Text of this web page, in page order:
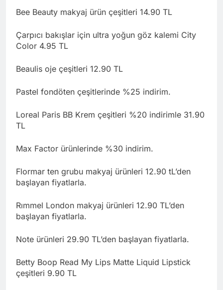
Bee Beauty makyaj ürün çeşitleri 14.90 TL
Çarpıcı bakışlar için ultra yoğun göz kalemi City
Color 4.95 TL
Beaulis oje çeşitleri 12.90 TL
Pastel fondöten çeşitlerinde %25 indirim.
Loreal Paris BB Krem çeşitleri %20 indirimle 31.90
TL
Max Factor ürünlerinde %30 indirim.
Flormar ten grubu makyaj ürünleri 12.90 tL’den
başlayan fiyatlarla.
Rımmel London makyaj ürünleri 12.90 TL’den
başlayan fiyatlarla.
Note ürünleri 29.90 TL’den başlayan fiyatlarla.
Betty Boop Read My Lips Matte Liquid Lipstick
çeşitleri 9.90 TL